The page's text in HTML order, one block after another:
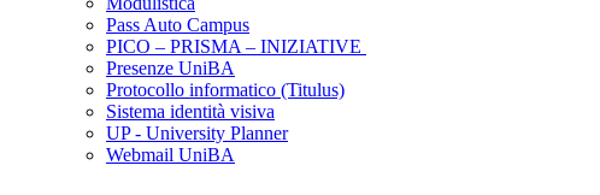
Pass Auto Campus
PICO – PRISMA – INIZIATIVE
Presenze UniBA
Protocollo informatico (Titulus)
Sistema identità visiva
UP - University Planner
Webmail UniBA